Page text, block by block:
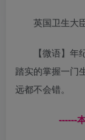
英国卫生大
【微语】
踏实的掌握一门
远都不会错。
------